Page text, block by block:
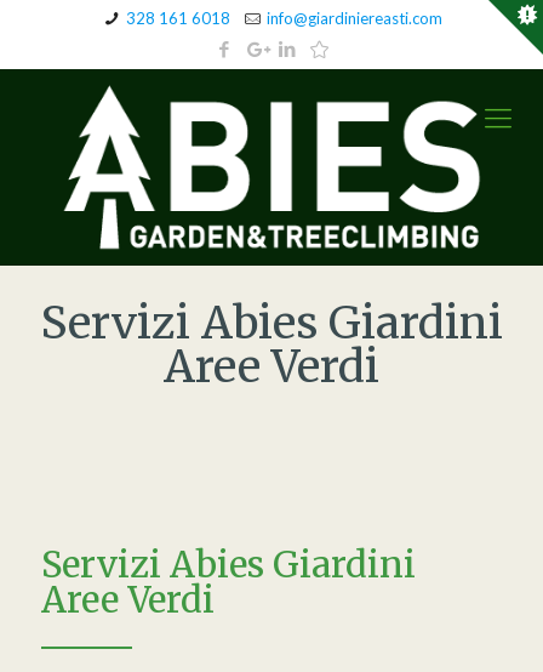
328 161 6018 info@giardiniereasti.com
Servizi Abies Giardini
Aree Verdi
Servizi Abies Giardini
Aree Verdi